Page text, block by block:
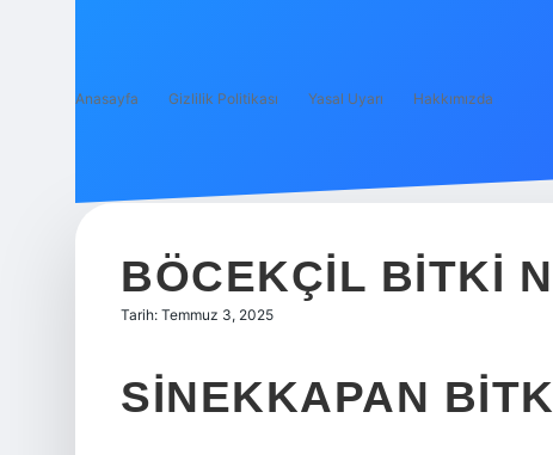
Anasayfa Gizlilik Politikası Yasal Uyarı Hakkımızda
BÖCEKÇIL BITKI
Tarih: Temmuz 3, 2025
SINEKKAPAN